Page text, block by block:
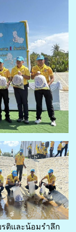
รติและน้อมรำลึก